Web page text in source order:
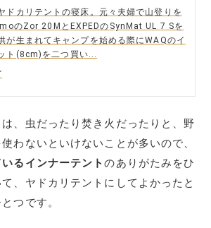
ドカリテントの寝床。元々夫婦で山登りを
のZor 20MとEXPEDのSynMat UL 7 Sを
が生まれてキャンプを始める際にWAQのイ
ト(8cm)を二つ買い...
、虫だったり焚き火だったりと、野
わないといけないことが多いので、
るインナーテントのありがたみをひ
、ヤドカリテントにしてよかったと
つです。